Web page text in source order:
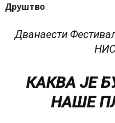
Друштво
Дванаести
КАКВА ЈЕ
НАШЕ